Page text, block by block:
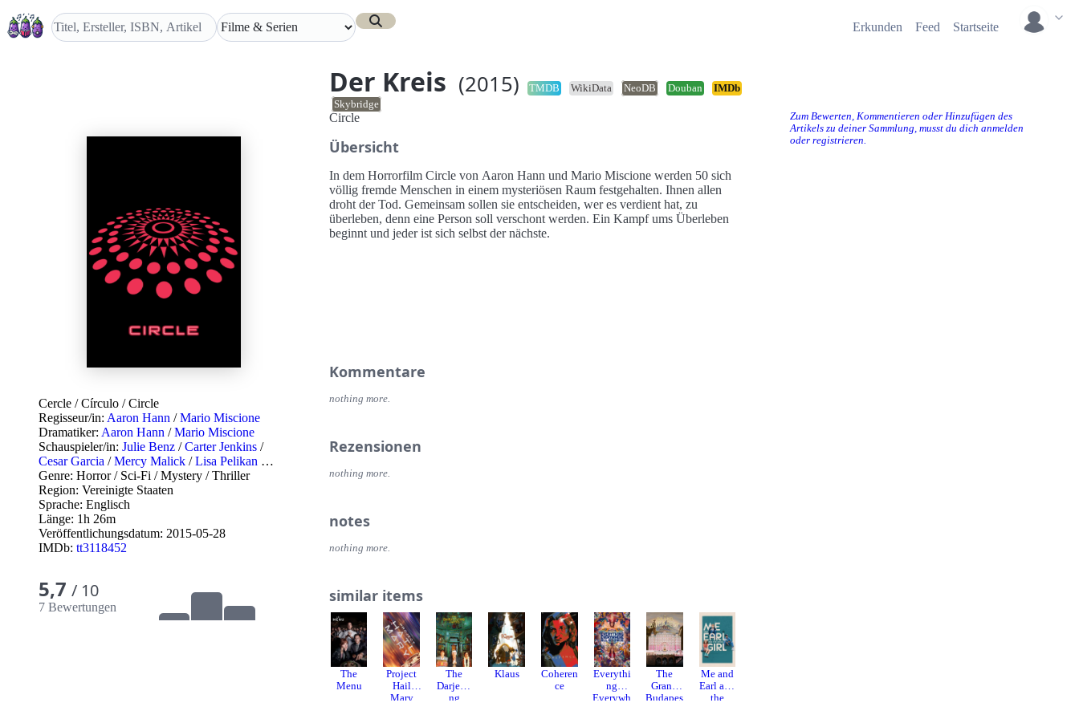
Erkunden Feed Startseite
Der Kreis (2015) TMDB WikiData NeoDB Douban
IMDb
Skybridge
Zum Bewerten, Kommentieren oder Hinzufügen des
Artikels zu deiner Sammlung, musst du dich anmelden
oder registrieren.
Cercle /Círculo /Circle
Regisseur/in: Aaron Hann /Mario Miscione
Dramatiker: Aaron Hann /Mario Miscione
Schauspieler/in: Julie Benz /Carter Jenkins /
Cesar Garcia /Mercy Malick /Lisa Pelikan …
Genre: Horror/ Sci-Fi /Mystery /Thriller
Region: Vereinigte Staaten
Sprache: Englisch
Länge: 1h 26m
Veröffentlichungsdatum: 2015-05-28
IMDb: tt3118452
5,7 / 10
7 Bewertungen
Circle
Übersicht
In dem Horrorfilm Circle von Aaron Hann und Mario Miscione werden 50 sich
völlig fremde Menschen in einem mysteriösen Raum festgehalten. Ihnen allen
droht der Tod. Gemeinsam sollen sie entscheiden, wer es verdient hat, zu
überleben, denn eine Person soll verschont werden. Ein Kampf ums Überleben
beginnt und jeder ist sich selbst der nächste.
Kommentare
nothing more.
Rezensionen
nothing more.
notes
nothing more.
similar items
The
Menu
Project
Hail
Mary
The
Darjeeli
ng
Klaus
Coheren
ce
Everythi
ng
Everywh
The
Grand
Budapes
Me and
Earl and
the